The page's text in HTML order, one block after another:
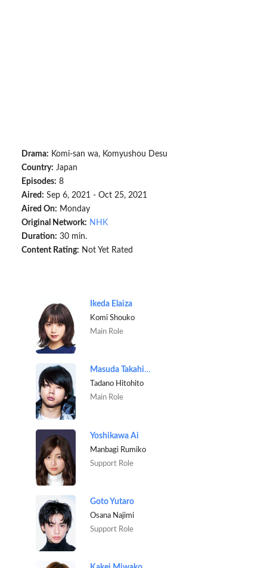
Drama: Komi-san wa, Komyushou Desu
Country: Japan
Episodes: 8
Aired: Sep 6, 2021 - Oct 25, 2021
Aired On: Monday
Original Network: NHK
Duration: 30 min.
Content Rating: Not Yet Rated
Ikeda Elaiza
Komi Shouko
Main Role
Masuda Takahisa
Tadano Hitohito
Main Role
Yoshikawa Ai
Manbagi Rumiko
Support Role
Goto Yutaro
Osana Najimi
Support Role